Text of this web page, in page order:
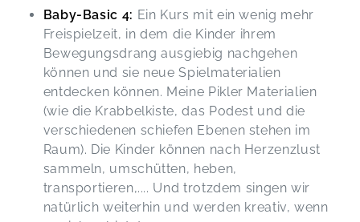
Baby-Basic 4: Ein Kurs mit ein wenig mehr
Freispielzeit, in dem die Kinder ihrem
Bewegungsdrang ausgiebig nachgehen
können und sie neue Spielmaterialien
entdecken können. Meine Pikler Materialien
(wie die Krabbelkiste, das Podest und die
verschiedenen schiefen Ebenen stehen im
Raum). Die Kinder können nach Herzenzlust
sammeln, umschütten, heben,
transportieren,.... Und trotzdem singen wir
natürlich weiterhin und werden kreativ, wenn